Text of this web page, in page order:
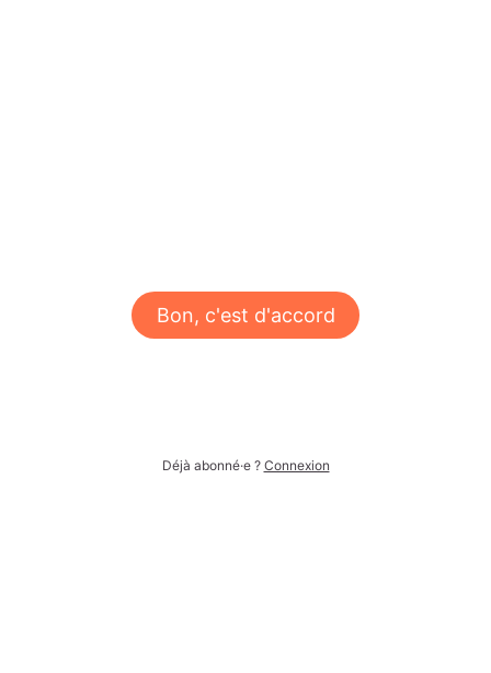
Bon, c'est d'accord
Déjà abonné·e ? Connexion